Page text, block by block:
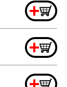
+
+